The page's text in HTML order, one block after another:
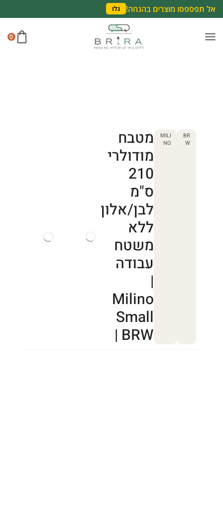
אל תפספסו מוצרים בהנחה! גלו
0
BR
W
MILI
NO
מטבח
מודולרי
210
ס"מ
לבן/אלון
ללא
משטח
עבודה
|
Milino
Small
| BRW